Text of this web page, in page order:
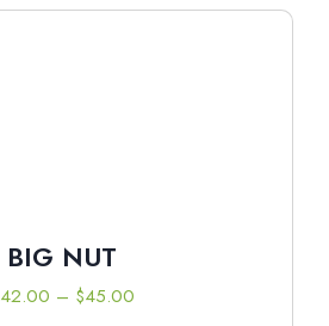
BIG NUT
42.00 – $45.00